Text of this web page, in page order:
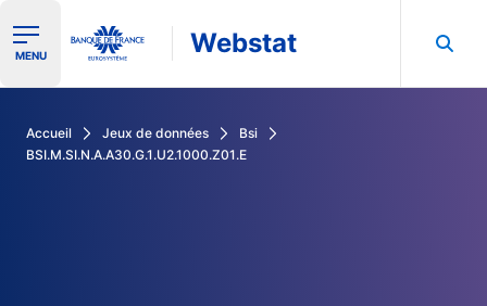
Ouvrir le menu de navigation
MENU Webstat
Accueil Jeux de données
Bsi
BSI.M.SI.N.A.A30.G.1.U2.1000.Z01.E